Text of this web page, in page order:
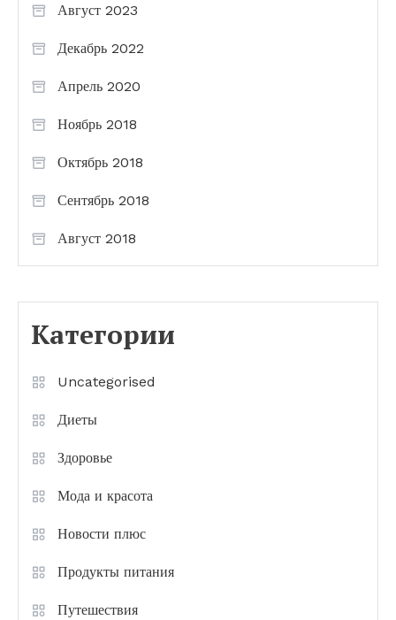
Август 2023
Декабрь 2022
Апрель 2020
Ноябрь 2018
Октябрь 2018
Сентябрь 2018
Август 2018
Категории
Uncategorised
Диеты
Здоровье
Мода и красота
Новости плюс
Продукты питания
Путешествия